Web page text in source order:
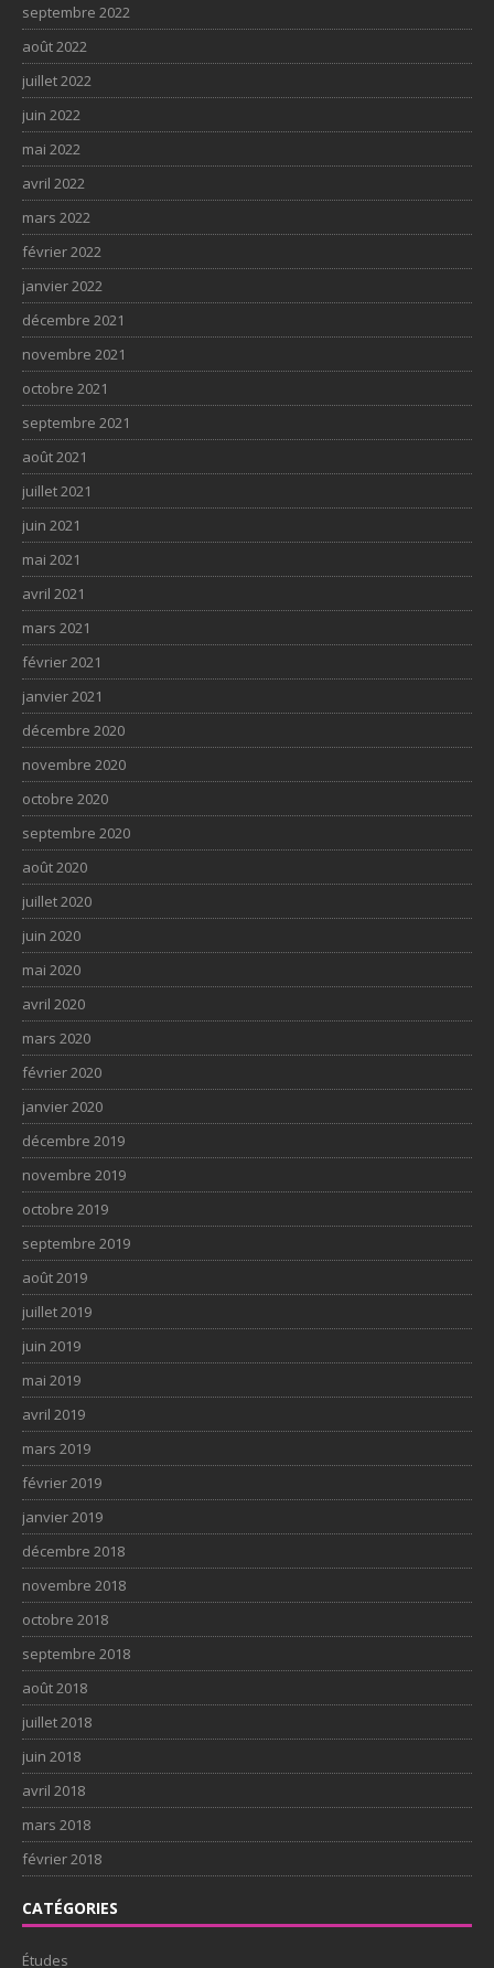
septembre 2022
août 2022
juillet 2022
juin 2022
mai 2022
avril 2022
mars 2022
février 2022
janvier 2022
décembre 2021
novembre 2021
octobre 2021
septembre 2021
août 2021
juillet 2021
juin 2021
mai 2021
avril 2021
mars 2021
février 2021
janvier 2021
décembre 2020
novembre 2020
octobre 2020
septembre 2020
août 2020
juillet 2020
juin 2020
mai 2020
avril 2020
mars 2020
février 2020
janvier 2020
décembre 2019
novembre 2019
octobre 2019
septembre 2019
août 2019
juillet 2019
juin 2019
mai 2019
avril 2019
mars 2019
février 2019
janvier 2019
décembre 2018
novembre 2018
octobre 2018
septembre 2018
août 2018
juillet 2018
juin 2018
avril 2018
mars 2018
février 2018
CATÉGORIES
Études